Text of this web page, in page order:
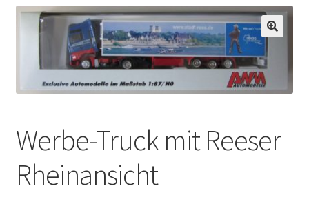
Datenschutzbelehrung
Impressum
Kasse
Shop
Werbe-Truck mit Reeser
Rheinansicht